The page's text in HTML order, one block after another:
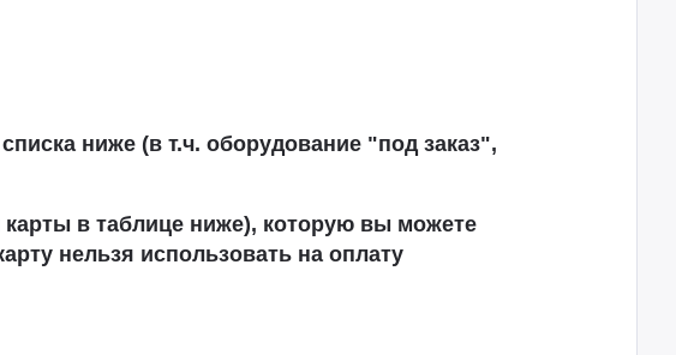
ниже (в т.ч. оборудование "под заказ",
в таблице ниже), которую вы можете
нельзя использовать на оплату